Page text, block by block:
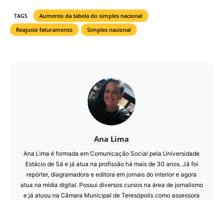
TAGS
Aumento da tabela do simples nacional
Reajuste faturamento
Simples nacional
Ana Lima
Ana Lima é formada em Comunicação Social pela Universidade
Estácio de Sá e já atua na profissão há mais de 30 anos. Já foi
repórter, diagramadora e editora em jornais do interior e agora
atua na mídia digital. Possui diversos cursos na área de jornalismo
e já atuou na Câmara Municipal de Teresópolis como assessora